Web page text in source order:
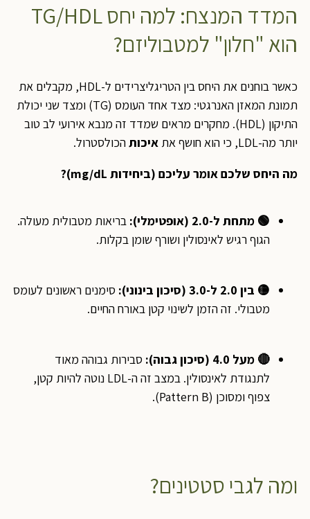
המדד המנצח: למה יחס TG/HDL
הוא "חלון" למטבוליזם?
כאשר בוחנים את היחס בין הטריגליצרידים ל-HDL, מקבלים את
תמונת המאזן האנרגטי: מצד אחד העומס (TG) ומצד שני יכולת
התיקון (HDL). מחקרים מראים שמדד זה מנבא אירועי לב טוב
יותר מה-LDL, כי הוא חושף את
איכותהכולסטרול.
מה היחס שלכם אומר עליכם (ביחידות mg/dL)?
🟢 מתחת ל-2.0 (אופטימלי):
בריאות מטבולית מעולה.
הגוף רגיש לאינסולין ושורף שומן בקלות.
🟡 בין 2.0 ל-3.0 (סיכון בינוני):
סימנים ראשונים לעומס
מטבולי. זה הזמן לשינוי קטן באורח החיים.
🔴 מעל 4.0 (סיכון גבוה):
סבירות גבוהה מאוד
לתנגודת לאינסולין. במצב זה ה-LDL נוטה להיות קטן,
צפוף ומסוכן (Pattern B).
ומה לגבי סטטינים?